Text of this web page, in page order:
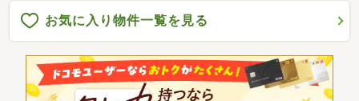
お気に入り物件一覧を見る